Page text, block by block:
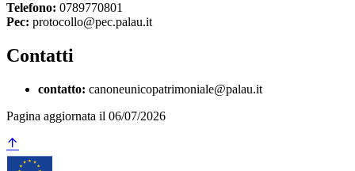
Telefono: 0789770801
Pec: protocollo@pec.palau.it
Contatti
contatto: canoneunicopatrimoniale@palau.it
Pagina aggiornata il 06/07/2026